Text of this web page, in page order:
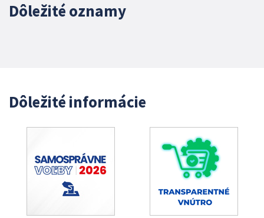
Dôležité oznamy
Dôležité informácie